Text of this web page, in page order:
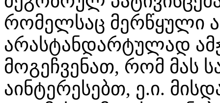
რომელსაც მერწყული
არასტანდარტულად
მოგეჩვენათ, რომ მას
აინტერესებთ, ე.ი.